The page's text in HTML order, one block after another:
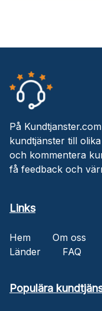
På
kundtjänster till
och kommentera
få feedback och
Links
Hem Om oss
Länder
FAQ
Populära